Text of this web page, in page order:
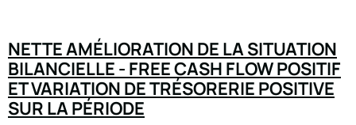
NETTE AMÉLIORATION DE LA SITUATION
BILANCIELLE - FREE CASH FLOW POSITIF
ET VARIATION DE TRÉSORERIE POSITIVE
SUR LA PÉRIODE